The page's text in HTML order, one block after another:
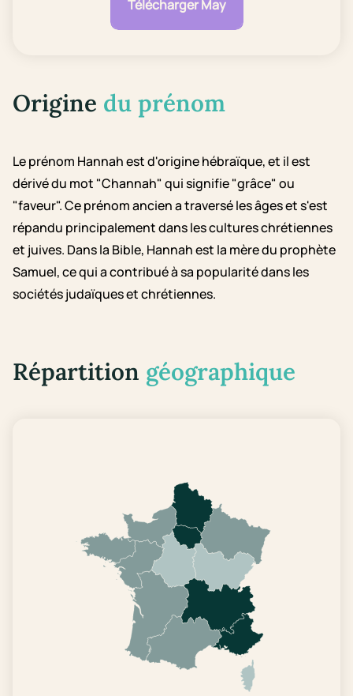
Télécharger May
Origine du prénom
Le prénom Hannah est d'origine hébraïque, et il est
dérivé du mot "Channah" qui signifie "grâce" ou
"faveur". Ce prénom ancien a traversé les âges et s'est
répandu principalement dans les cultures chrétiennes
et juives. Dans la Bible, Hannah est la mère du prophète
Samuel, ce qui a contribué à sa popularité dans les
sociétés judaïques et chrétiennes.
Répartition géographique